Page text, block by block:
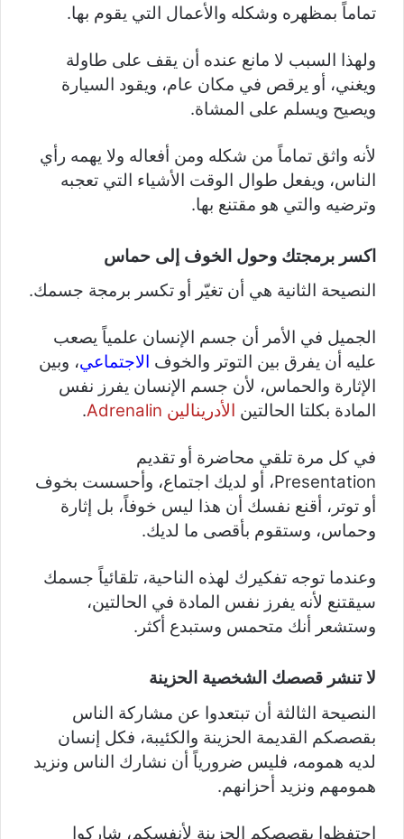
تماماً بمظهره وشكله والأعمال التي يقوم بها.
ولهذا السبب لا مانع عنده أن يقف على طاولة
ويغني، أو يرقص في مكان عام، ويقود السيارة
ويصيح ويسلم على المشاة.
لأنه واثق تماماً من شكله ومن أفعاله ولا يهمه رأي
الناس، ويفعل طوال الوقت الأشياء التي تعجبه
وترضيه والتي هو مقتنع بها.
اكسر برمجتك وحول الخوف إلى حماس
النصيحة الثانية هي أن تغيّر أو تكسر برمجة جسمك.
الجميل في الأمر أن جسم الإنسان علمياً يصعب
عليه أن يفرق بين التوتر والخوف الاجتماعي، وبين
الإثارة والحماس، لأن جسم الإنسان يفرز نفس
المادة بكلتا الحالتين الأدرينالين Adrenalin .
في كل مرة تلقي محاضرة أو تقديم
Presentation، أو لديك اجتماع، وأحسست بخوف
أو توتر، أقنع نفسك أن هذا ليس خوفاً، بل إثارة
وحماس، وستقوم بأقصى ما لديك.
وعندما توجه تفكيرك لهذه الناحية، تلقائياً جسمك
سيقتنع لأنه يفرز نفس المادة في الحالتين،
وستشعر أنك متحمس وستبدع أكثر.
لا تنشر قصصك الشخصية الحزينة
النصيحة الثالثة أن تبتعدوا عن مشاركة الناس
بقصصكم القديمة الحزينة والكئيبة، فكل إنسان
لديه همومه، فليس ضرورياً أن نشارك الناس ونزيد
همومهم ونزيد أحزانهم.
احتفظوا بقصصكم الحزينة لأنفسكم، شاركوا